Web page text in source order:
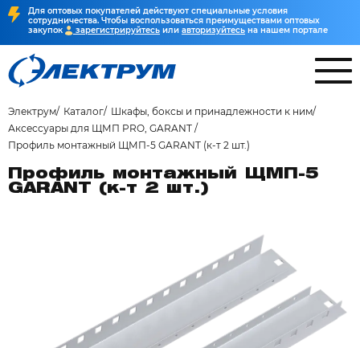
Для оптовых покупателей действуют специальные условия
сотрудничества. Чтобы воспользоваться преимуществами оптовых
закупок
зарегистрируйтесь или авторизуйтесь на нашем портале
Электрум Каталог
Шкафы, боксы и принадлежности к ним
Аксессуары для ЩМП PRO, GARANT
Профиль монтажный ЩМП-5 GARANT (к-т 2 шт.)
Профиль монтажный ЩМП-5
GARANT (к-т 2 шт.)